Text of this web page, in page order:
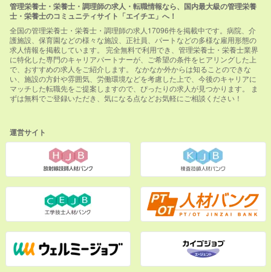
管理栄養士・栄養士・調理師の求人・転職情報なら、国内最大級の管理栄養
士・栄養士のコミュニティサイト「エイチエ」へ！
全国の管理栄養士・栄養士・調理師の求人17096件を掲載中です。病院、介
護施設、保育園などの様々な施設、正社員、パートなどの多様な雇用形態の
求人情報を掲載しています。 完全無料で利用でき、管理栄養士・栄養士業界
に特化した専門のキャリアパートナーが、ご希望の条件をヒアリングした上
で、おすすめの求人をご紹介します。 なかなか外からは知ることのできな
い、施設の方針や雰囲気、労働環境などを考慮した上で、今後のキャリアに
マッチした転職先をご提案しますので、ぴったりの求人が見つかります。 ま
ずは無料でご登録いただき、気になる点などお気軽にご相談ください！
運営サイト